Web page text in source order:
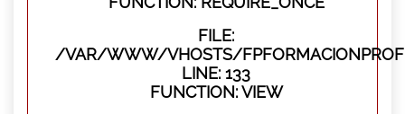
FILE:
/VAR/WWW/VHOSTS/
LINE: 133
FUNCTION: VIEW